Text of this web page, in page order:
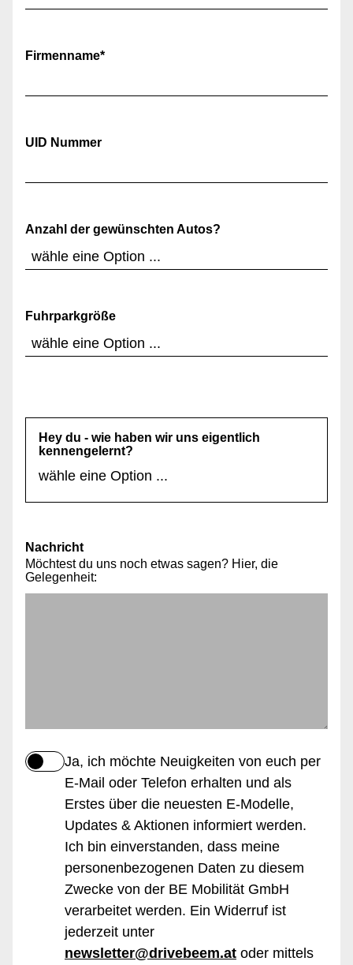
Firmenname*
UID Nummer
Anzahl der gewünschten Autos?
Fuhrparkgröße
Hey du - wie haben wir uns eigentlich
kennengelernt?
Nachricht
Möchtest du uns noch etwas sagen? Hier, die
Gelegenheit:
Ja, ich möchte Neuigkeiten von euch per
E-Mail oder Telefon erhalten und als
Erstes über die neuesten E-Modelle,
Updates & Aktionen informiert werden.
Ich bin einverstanden, dass meine
personenbezogenen Daten zu diesem
Zwecke von der BE Mobilität GmbH
verarbeitet werden. Ein Widerruf ist
jederzeit unter
newsletter@drivebeem.at oder mittels